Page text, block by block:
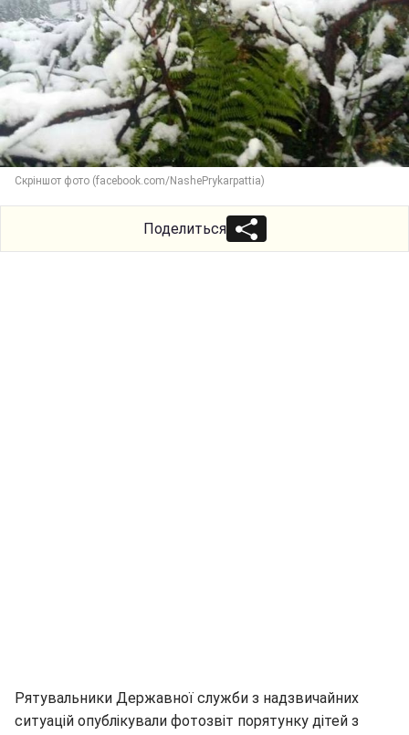
Скріншот фото (facebook.com/NashePrykarpattia)
Поделиться
Рятувальники Державної служби з надзвичайних
ситуацій опублікували фотозвіт порятунку дітей з